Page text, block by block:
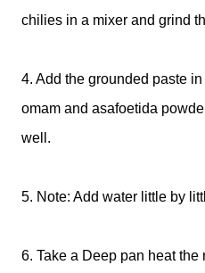
chilies in a mixer and grind
4. Add the grounded paste
omam and asafoetida
well.
5. Note: Add water little by
6. Take a Deep pan heat